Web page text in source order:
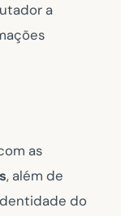
a
as
, além de
do